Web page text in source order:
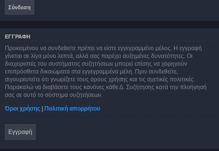
ΕΓΓΡΑΦΉ
Προκειμένου να συνδεθείτε πρέπει να είστε εγγεγραμμένο μέλος. Η εγγραφή
γίνεται σε λίγα μόνο λεπτά, αλλά σας παρέχει αυξημένες δυνατότητες. Οι
διαχειριστές του συστήματος συζητήσεων μπορεί επίσης να χορηγούν
επιπρόσθετα δικαιώματα στα εγγεγραμμένα μέλη. Πριν συνδεθείτε,
σιγουρευτείτε ότι γνωρίζετε τους όρους χρήσης και τις σχετικές πολιτικές.
Παρακαλώ να διαβάσετε τους κανόνες κάθε Δ. Συζήτησης κατά την πλοήγησή
σας σε αυτό το σύστημα συζητήσεων.
Όροι χρήσης | Πολιτική απορρήτου
Εγγραφή